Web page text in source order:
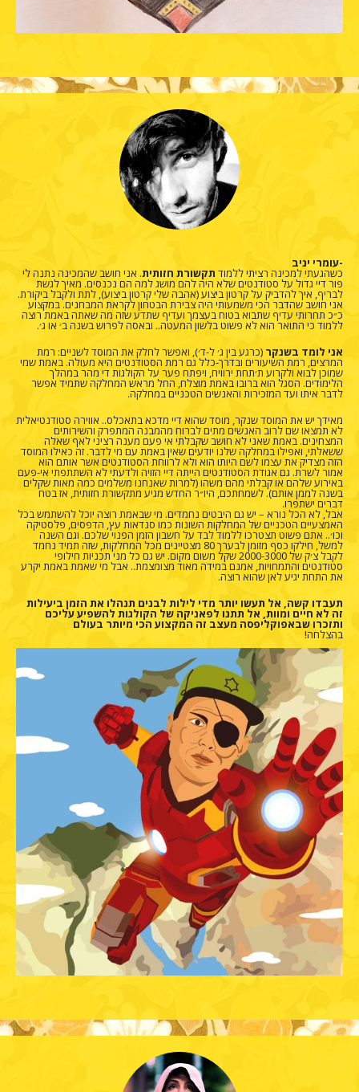
-עומרי יניב
כשהגעתי למכינה רציתי ללמוד תקשורת חזותית. אני חושב שהמכינה נתנה לי
פור דיי גדול על סטודנטים שלא היה להם מושג למה הם נכנסים. מאיך לגשת
לבריף, איך להדביק על קרטון ביצוע (אהבה שלי קרטון ביצוע), לתת ולקבל ביקורת.
אני חושב שהדבר הכי משמעותי היה צבירת הבטחון לקראת המבחנים. במקצוע
כ״כ תחרותי עדיף שתבוא בטוח בעצמך ועדיף שתדע שזה מה שאתה באמת רוצה
ללמוד כי התואר הוא לא פשוט בלשון המעטה.. ובאסה לפרוש בשנה ב׳ או ג׳.
אני לומד בשנקר (כרגע בין ג׳ ל-ד׳), ואפשר לחלק את המוסד לשניים: רמת
המרצים, רמת השיעורים ובדרך-כלל גם רמת הסטודנטים היא מעולה. באמת שמי
שמוכן לבוא ולקרוע ת׳תחת ירוויח, ויפתח פער על הקולגות די מהר במהלך
הלימודים. הסגל הוא ברובו באמת מוצלח, החל מראש המחלקה שתמיד אפשר
לדבר איתו ועד המזכירות והאנשים הטכניים במחלקה.
מאידך יש את המוסד שנקר, מוסד שהוא דיי מדכא בתאכלס.. אווירה סטודנטיאלית
לא תמצאו שם לרוב האנשים מתים לברוח מהמבנה המתפרק והשירותים
המצחינים. באמת שאני לא חושב שקבלתי אי פעם מענה רציני לאף שאלה
ששאלתי, ואפילו במחלקה שלנו יודעים שאין באמת עם מי לדבר. זה כאילו המוסד
הזה מצדיק את עצמו לשם היותו הוא ולא לרווחת הסטודנטים אשר אותם הוא
אמור לשרת. גם אגודת הסטודנטים הייתה דיי הזויה ולדעתי לא השתתפתי אי-פעם
באירוע שלהם או קבלתי מהם משהו (למרות שאנחנו משלמים כמה מאות שקלים
בשנה לממן אותם). לשמחתכם, היו״ר החדש מגיע מתקשורת חזותית, אז בטח
דברים ישתפרו.
אבל, לא הכל נורא – יש גם היבטים נחמדים. מי שבאמת רוצה יוכל להשתמש בכל
האמצעיים הטכניים של המחלקות השונות כמו סנדאות עץ, הדפסים, פלסטיקה
וכו׳.. אתם פשוט תצטרכו ללמוד לבד על חשבון הזמן הפנוי שלכם. וגם השנה
למשל, חילקו כסף מזומן לבערך 80 מצטיינים מכל המחלקות, שזה תמיד נחמד
לקבל צ׳ק של 2000-3000 שקל משום מקום. יש גם כל מני תכניות חילופי
סטודנטים והתמחויות, אמנם במידה מאוד מצומצמת.. אבל מי שאמת באמת יקרע
את התחת יגיע לאן שהוא רוצה.
תעבדו קשה, אל תעשו יותר מדי לילות לבנים תנהלו את הזמן ביעילות
זה לא חיים ומוות, אל תתנו לפאניקה של הקולגות להשפיע עליכם
ותזכרו שבאפוקליפסה מעצב זה המקצוע הכי מיותר בעולם
בהצלחה!